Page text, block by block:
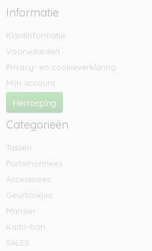
Informatie
Klantinformatie
Voorwaarden
Privacy- en cookieverklaring
Mijn account
Herroeping
Categorieën
Tassen
Portemonnees
Accessoires
Geurblokjes
Mansier
Kado-bon
SALES